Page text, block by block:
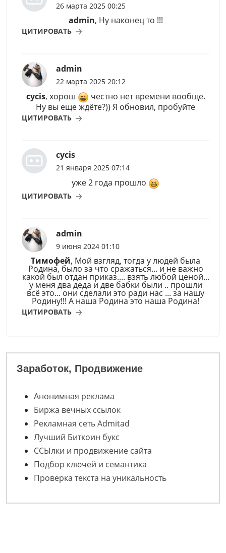
26 марта 2025 00:25
admin, Ну наконец то !!!
ЦИТИРОВАТЬ
admin
22 марта 2025 20:12
cycis, хорош
честно нет времени вообще.
Ну вы еще ждёте?)) Я обновил, пробуйте
ЦИТИРОВАТЬ
cycis
21 января 2025 07:14
уже 2 года прошло
ЦИТИРОВАТЬ
admin
9 июня 2024 01:10
Тимофей, Мой взгляд, тогда у людей была
Родина, было за что сражаться... и не важно
какой был отдан приказ.... взять любой ценой...
у меня два деда и две бабки были .. прошли
всё это... они сделали это ради нас ... за нашу
Родину!!! А наша Родина это наша Родина!
ЦИТИРОВАТЬ
Заработок, Продвижение
Анонимная реклама
Биржа вечных ссылок
Рекламная сеть Admitad
Лучший Биткоин букс
ССЫлки и продвижение сайта
Подбор ключей и семантика
Проверка текста на уникальность